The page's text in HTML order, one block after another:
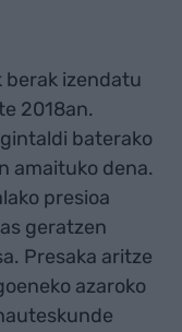
berak izendatu
2018an.
baterako
amaituko dena.
presioa
geratzen
Presaka aritze
azaroko